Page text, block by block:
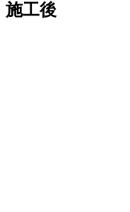
施工後